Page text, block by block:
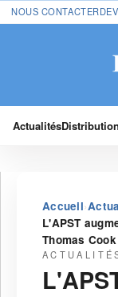
NOUS CONTACTER
Actualités
Accueil›
L'APST
Thomas Cook